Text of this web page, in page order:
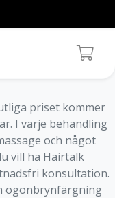
priset kommer
I varje behandling
och något
vill ha Hairtalk
konsultation.
ögonbrynfärgning